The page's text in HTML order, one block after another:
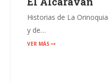
Historias de La
y de…
VER MÁS